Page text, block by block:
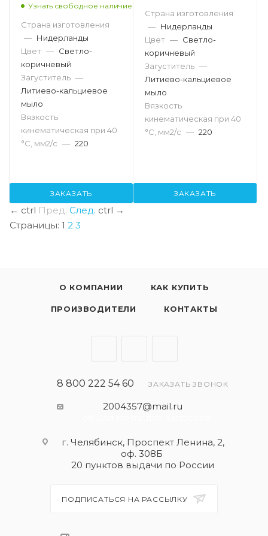
Узнать свободное наличие
Страна изготовления
— Нидерланды
Цвет — Светло-
коричневый
Загуститель —
Литиево-кальциевое
мыло
Вязкость
кинематическая при 40
°С, мм2/с — 220
ЗАКАЗАТЬ
Страна изготовления
— Нидерланды
Цвет — Светло-
коричневый
Загуститель —
Литиево-кальциевое
мыло
Вязкость
кинематическая при 40
°С, мм2/с — 220
ЗАКАЗАТЬ
← ctrl Пред. След. ctrl →
Страницы: 1 2 3
О КОМПАНИИ КАК КУПИТЬ
ПРОИЗВОДИТЕЛИ КОНТАКТЫ
8 800 222 54 60 ЗАКАЗАТЬ ЗВОНОК
2004357@mail.ru
г. Челябинск, Проспект Ленина, 2,
оф. 308Б
20 пунктов выдачи по России
ПОДПИСАТЬСЯ НА РАССЫЛКУ